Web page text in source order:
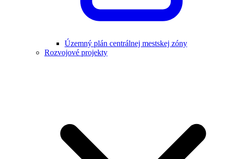
Územný plán centrálnej mestskej zóny
Rozvojové projekty